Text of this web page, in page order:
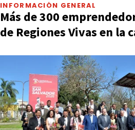
INFORMACIÓN GENERAL
Más de 300
de Regiones Vivas en la